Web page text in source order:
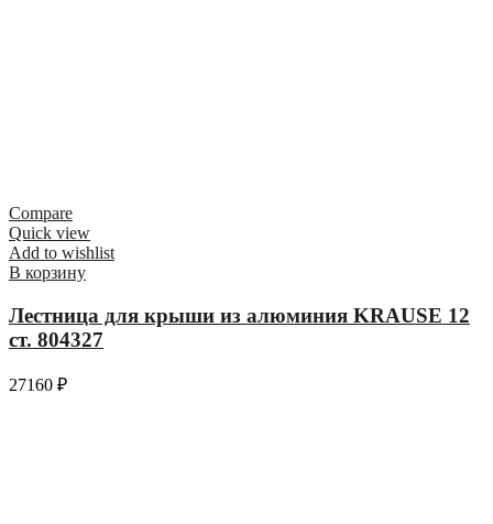
Compare
Quick view
Add to wishlist
В корзину
Лестница для крыши из алюминия KRAUSE 12
ст. 804327
27160 ₽